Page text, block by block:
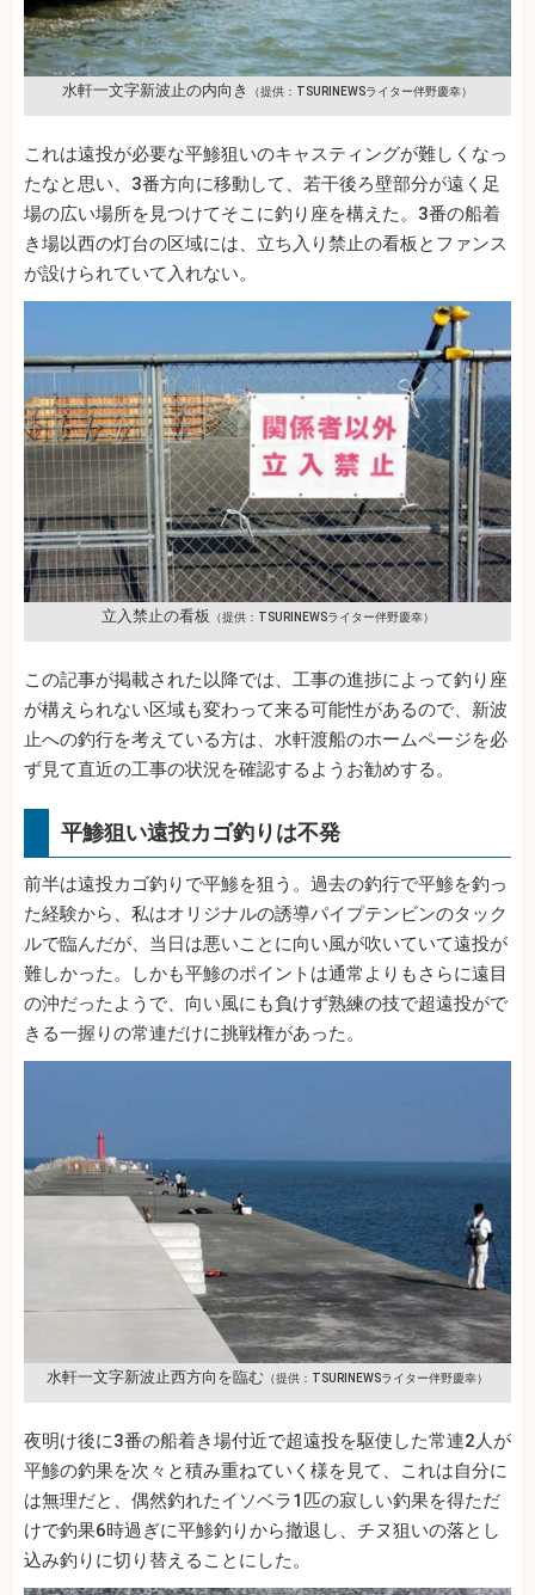
水軒一文字新波止の内向き （提供：TSURINEWSライター伴野慶幸）
これは遠投が必要な平鯵狙いのキャスティングが難しくなっ
たなと思い、3番方向に移動して、若干後ろ壁部分が遠く足
場の広い場所を見つけてそこに釣り座を構えた。3番の船着
き場以西の灯台の区域には、立ち入り禁止の看板とファンス
が設けられていて入れない。
立入禁止の看板 （提供：TSURINEWSライター伴野慶幸）
この記事が掲載された以降では、工事の進捗によって釣り座
が構えられない区域も変わって来る可能性があるので、新波
止への釣行を考えている方は、水軒渡船のホームページを必
ず見て直近の工事の状況を確認するようお勧めする。
平鯵狙い遠投カゴ釣りは不発
前半は遠投カゴ釣りで平鯵を狙う。過去の釣行で平鯵を釣っ
た経験から、私はオリジナルの誘導パイプテンビンのタック
ルで臨んだが、当日は悪いことに向い風が吹いていて遠投が
難しかった。しかも平鯵のポイントは通常よりもさらに遠目
の沖だったようで、向い風にも負けず熟練の技で超遠投がで
きる一握りの常連だけに挑戦権があった。
水軒一文字新波止西方向を臨む （提供：TSURINEWSライター伴野慶幸）
夜明け後に3番の船着き場付近で超遠投を駆使した常連2人が
平鯵の釣果を次々と積み重ねていく様を見て、これは自分に
は無理だと、偶然釣れたイソベラ1匹の寂しい釣果を得ただ
けで釣果6時過ぎに平鯵釣りから撤退し、チヌ狙いの落とし
込み釣りに切り替えることにした。